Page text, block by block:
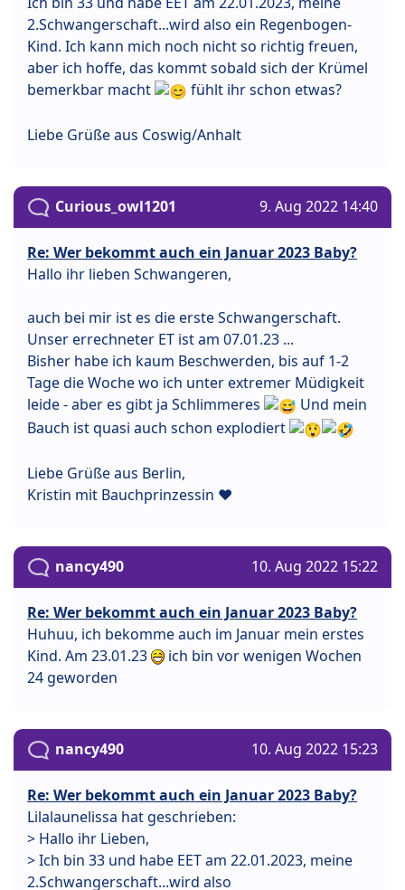
2.Schwangerschaft...wird also ein Regenbogen-
Kind. Ich kann mich noch nicht so richtig freuen,
aber ich hoffe, das kommt sobald sich der Krümel
bemerkbar macht
fühlt ihr schon etwas?
Liebe Grüße aus Coswig/Anhalt
Curious_owl1201 9. Aug 2022 14:40
Re: Wer bekommt auch ein Januar 2023 Baby?
Hallo ihr lieben Schwangeren,
auch bei mir ist es die erste Schwangerschaft.
Unser errechneter ET ist am 07.01.23 ...
Bisher habe ich kaum Beschwerden, bis auf 1-2
Tage die Woche wo ich unter extremer Müdigkeit
leide - aber es gibt ja Schlimmeres
Und mein
Bauch ist quasi auch schon explodiert
Liebe Grüße aus Berlin,
Kristin mit Bauchprinzessin ❤
nancy490 10. Aug 2022 15:22
Re: Wer bekommt auch ein Januar 2023 Baby?
Huhuu, ich bekomme auch im Januar mein erstes
Kind. Am 23.01.23
ich bin vor wenigen Wochen
24 geworden
nancy490 10. Aug 2022 15:23
Re: Wer bekommt auch ein Januar 2023 Baby?
Lilalaunelissa hat geschrieben:
> Hallo ihr Lieben,
> Ich bin 33 und habe EET am 22.01.2023, meine
2.Schwangerschaft...wird also